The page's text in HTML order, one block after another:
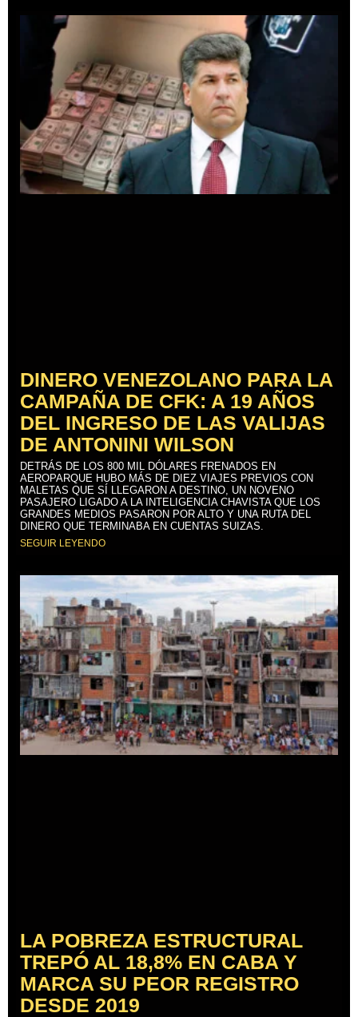
DINERO VENEZOLANO PARA LA
CAMPAÑA DE CFK: A 19 AÑOS
DEL INGRESO DE LAS VALIJAS
DE ANTONINI WILSON
DETRÁS DE LOS 800 MIL DÓLARES FRENADOS EN
AEROPARQUE HUBO MÁS DE DIEZ VIAJES PREVIOS CON
MALETAS QUE SÍ LLEGARON A DESTINO, UN NOVENO
PASAJERO LIGADO A LA INTELIGENCIA CHAVISTA QUE LOS
GRANDES MEDIOS PASARON POR ALTO Y UNA RUTA DEL
DINERO QUE TERMINABA EN CUENTAS SUIZAS.
SEGUIR LEYENDO
LA POBREZA ESTRUCTURAL
TREPÓ AL 18,8% EN CABA Y
MARCA SU PEOR REGISTRO
DESDE 2019